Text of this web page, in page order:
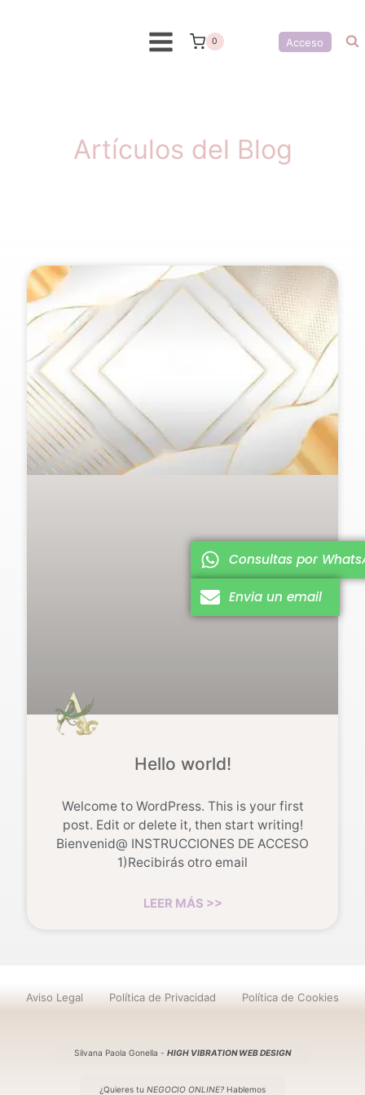
0 Acceso
Artículos del Blog
Hello world!
Welcome to WordPress. This is your first
post. Edit or delete it, then start writing!
Bienvenid@ INSTRUCCIONES DE ACCESO
1)Recibirás otro email
LEER MÁS >>
Aviso Legal Política de Privacidad Política de Cookies
Silvana Paola Gonella - HIGH VIBRATION WEB DESIGN
¿Quieres tu NEGOCIO ONLINE? Hablemos
Consultas por
Envia un email